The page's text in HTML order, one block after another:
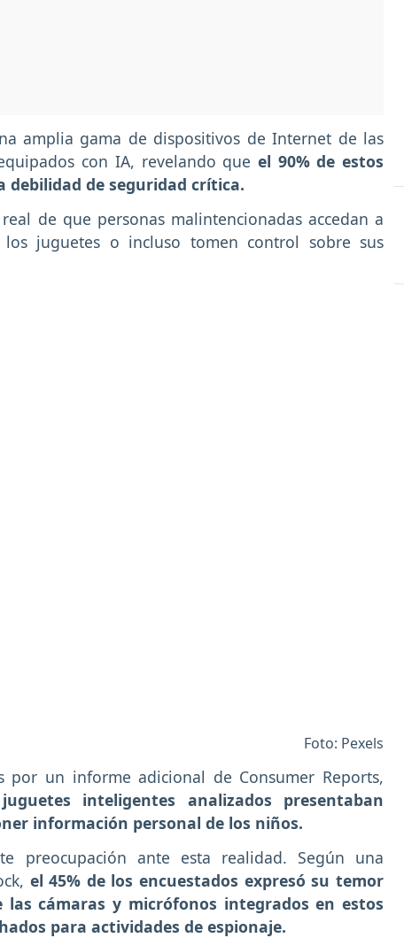
amplia gama de dispositivos de Internet de las
con IA, revelando que el 90% de estos
debilidad de seguridad crítica.
de que personas malintencionadas accedan a
los juguetes o incluso tomen control sobre sus
Foto: Pexels
por un informe adicional de Consumer Reports,
inteligentes analizados presentaban
información personal de los niños.
preocupación ante esta realidad. Según una
el 45% de los encuestados expresó su temor
cámaras y micrófonos integrados en estos
para actividades de espionaje.